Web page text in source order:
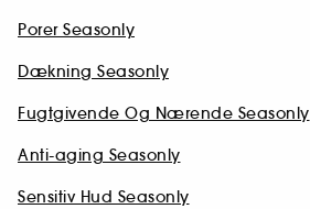
Porer Seasonly
Dækning Seasonly
Fugtgivende Og Nærende Seasonly
Anti-aging Seasonly
Sensitiv Hud Seasonly